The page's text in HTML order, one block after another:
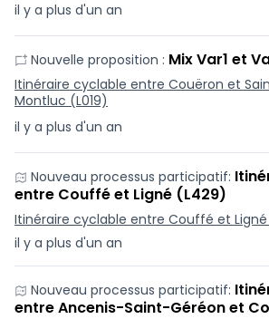
il y a plus d'un an
il y a plus d'un an
Nouvelle proposition : Mix Var1 et
Itinéraire cyclable entre Couëron et
Montluc (L019)
il y a plus d'un an
Nouveau processus participatif:
entre Couffé et Ligné (L429)
Itinéraire cyclable entre Couffé et
Nouveau processus participatif:
entre Ancenis-Saint-Géréon et